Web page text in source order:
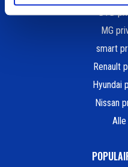
BYD
MG
smart
Renault
Hyundai
Nissan